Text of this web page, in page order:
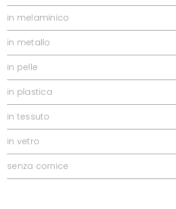
in melaminico
in metallo
in pelle
in plastica
in tessuto
in vetro
senza cornice